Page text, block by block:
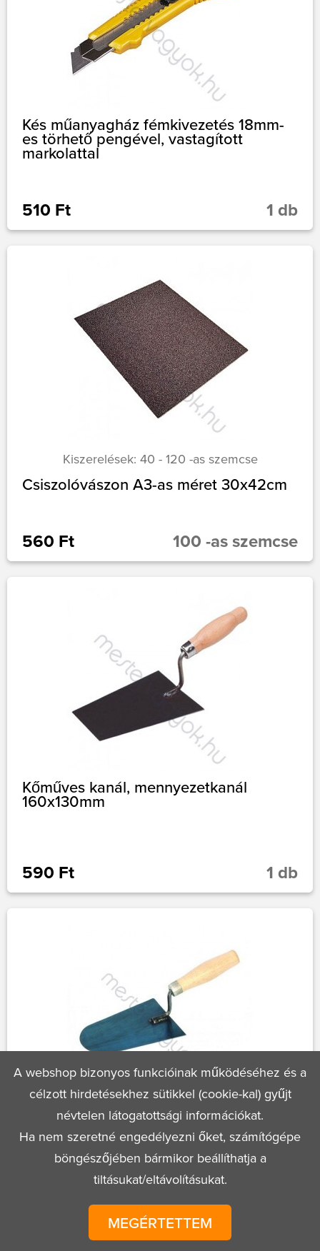
Kés műanyagház fémkivezetés 18mm-
es törhető pengével, vastagított
markolattal
510 Ft 1 db
Kiszerelések: 40 - 120 -as szemcse
Csiszolóvászon A3-as méret 30x42cm
560 Ft 100 -as szemcse
Kőműves kanál, mennyezetkanál
160x130mm
590 Ft 1 db
Kőműves kanál, kerekvégű olaszkanál
160x110
A webshop bizonyos funkcióinak működéséhez és a
célzott hirdetésekhez sütikkel (cookie-kal) gyűjt
névtelen látogatottsági információkat.
Ha nem szeretné engedélyezni őket, számítógépe
böngészőjében bármikor beállíthatja a
tiltásukat/eltávolításukat.
MEGÉRTETTEM